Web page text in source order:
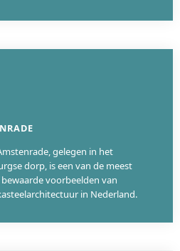
gelegen in het
dorp, is een van de meest
voorbeelden van
in Nederland.